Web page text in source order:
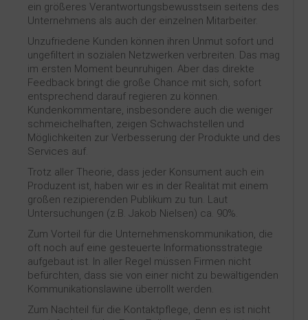
ein größeres Verantwortungsbewusstsein seitens des
Unternehmens als auch der einzelnen Mitarbeiter.
Unzufriedene Kunden können ihren Unmut sofort und
ungefiltert in sozialen Netzwerken verbreiten. Das mag
im ersten Moment beunruhigen. Aber das direkte
Feedback bringt die große Chance mit sich, sofort
entsprechend darauf regieren zu können.
Kundenkommentare, insbesondere auch die weniger
schmeichelhaften, zeigen Schwachstellen und
Möglichkeiten zur Verbesserung der Produkte und des
Services auf.
Trotz aller Theorie, dass jeder Konsument auch ein
Produzent ist, haben wir es in der Realität mit einem
großen rezipierenden Publikum zu tun. Laut
Untersuchungen (z.B. Jakob Nielsen) ca. 90%.
Zum Vorteil für die Unternehmenskommunikation, die
oft noch auf eine gesteuerte Informationsstrategie
aufgebaut ist. In aller Regel müssen Firmen nicht
befürchten, dass sie von einer nicht zu bewältigenden
Kommunikationslawine überrollt werden.
Zum Nachteil für die Kontaktpflege, denn es ist nicht